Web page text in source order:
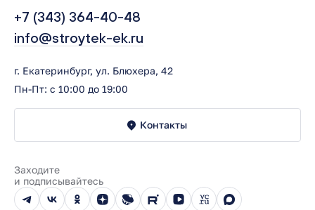
+7 (343) 364-40-48
info@stroytek-ek.ru
г. Екатеринбург, ул. Блюхера, 42
Пн-Пт: с 10:00 до 19:00
Контакты
Заходите
и подписывайтесь